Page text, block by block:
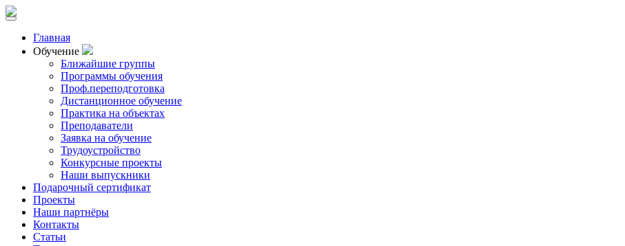
Главная
Обучение
Ближайшие группы
Программы обучения
Проф.переподготовка
Дистанционное обучение
Практика на объектах
Преподаватели
Заявка на обучение
Трудоустройство
Конкурсные проекты
Наши выпускники
Подарочный сертификат
Проекты
Наши партнёры
Контакты
Статьи